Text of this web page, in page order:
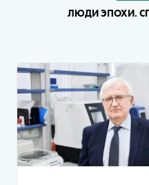
ЛЮДИ ЭПОХИ.